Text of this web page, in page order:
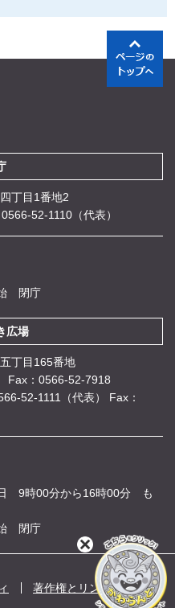
丁目1番地2
52-1110（代表）
閉庁
広場
丁目165番地
Fax：0566-52-7918
52-1111（代表）
Fax：
9時00分から16時00分 も
閉庁
著作権とリンク
閉